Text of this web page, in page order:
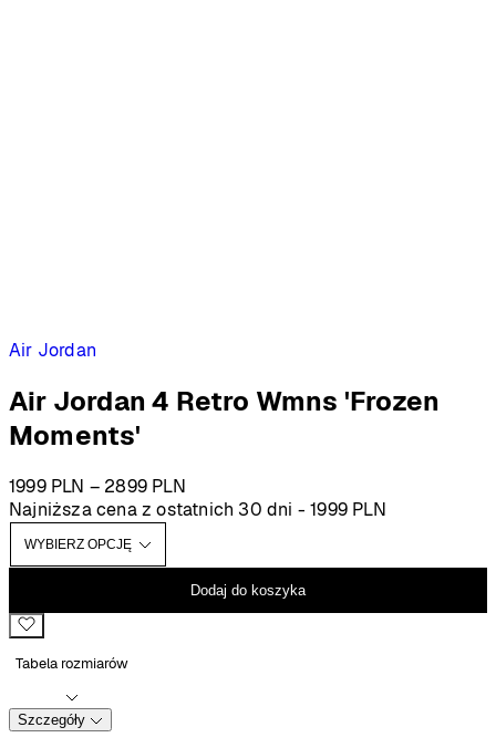
Air Jordan
Air Jordan 4 Retro Wmns 'Frozen
Moments'
1999 PLN – 2899 PLNZakres
cen:
2899 PLN
Najniższa cena z ostatnich 30 dni -1999 PLN
Dodaj do koszyka
Tabela rozmiarów
Szczegóły